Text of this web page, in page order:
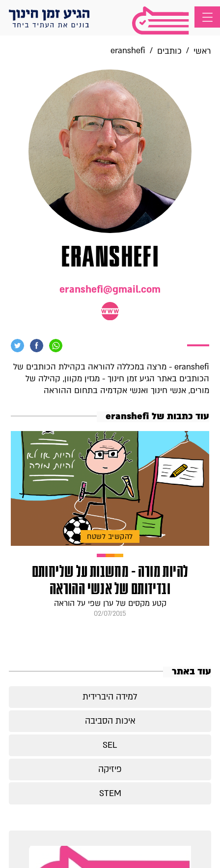
ראשי / כותבים /
eranshefi
eranshefi - מרצה במכללה להוראה בקהילת הכותבים של
הכותבים באתר הגיע זמן חינוך - מגזין מקוון, קהילה של
מורים, אנשי חינוך ואנשי אקדמיה בתחום ההוראה
עוד כתבות של eranshefi
להקשיב לשטח
להיות מורה - מחשבות על שליחותם
ובדידותם של אנשי ההוראה
קטע מקסים של ערן שפי על הוראה
02/07/2015
eranshefi
eranshefi@gmail.com
עוד באתר
למידה היברידית
איכות הסביבה
SEL
פיזיקה
STEM